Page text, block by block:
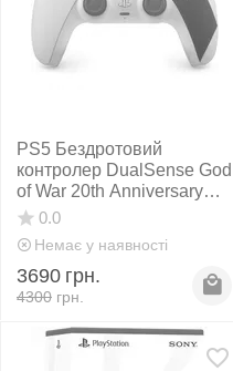
PS5 Бездротовий
контролер DualSense God
of War 20th Anniversary
Limited Edition
0.0
Немає у наявності
4300 грн.
3690 грн.